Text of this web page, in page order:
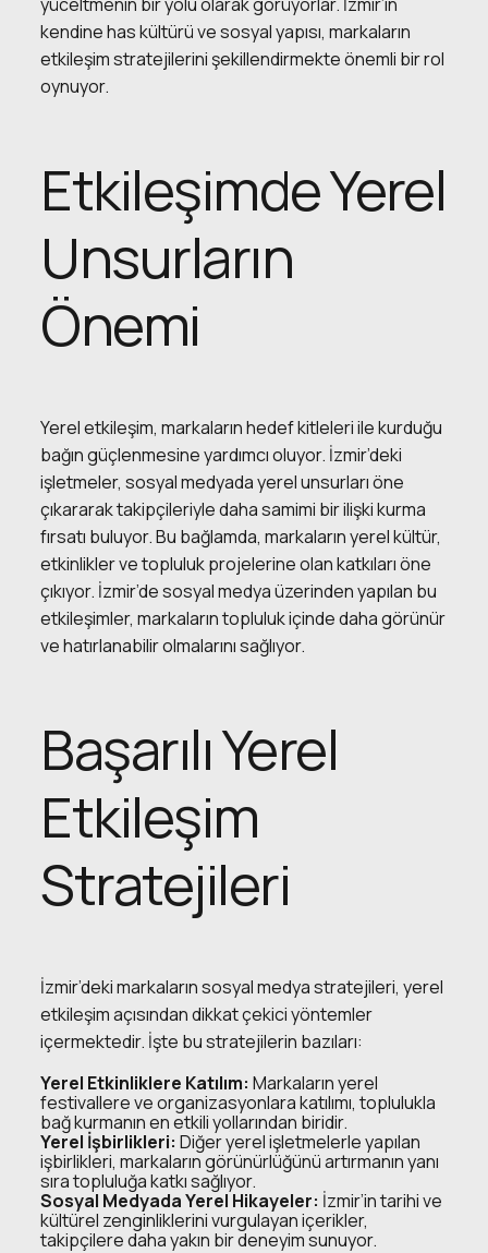
kendine has kültürü ve sosyal yapısı, markaların
etkileşim stratejilerini şekillendirmekte önemli bir rol
oynuyor.
Etkileşimde Yerel
Unsurların
Önemi
Yerel etkileşim, markaların hedef kitleleri ile kurduğu
bağın güçlenmesine yardımcı oluyor. İzmir’deki
işletmeler, sosyal medyada yerel unsurları öne
çıkararak takipçileriyle daha samimi bir ilişki kurma
fırsatı buluyor. Bu bağlamda, markaların yerel kültür,
etkinlikler ve topluluk projelerine olan katkıları öne
çıkıyor. İzmir’de sosyal medya üzerinden yapılan bu
etkileşimler, markaların topluluk içinde daha görünür
ve hatırlanabilir olmalarını sağlıyor.
Başarılı Yerel
Etkileşim
Stratejileri
İzmir’deki markaların sosyal medya stratejileri, yerel
etkileşim açısından dikkat çekici yöntemler
içermektedir. İşte bu stratejilerin bazıları:
Yerel Etkinliklere Katılım: Markaların yerel
festivallere ve organizasyonlara katılımı, toplulukla
bağ kurmanın en etkili yollarından biridir.
Yerel İşbirlikleri: Diğer yerel işletmelerle yapılan
işbirlikleri, markaların görünürlüğünü artırmanın yanı
sıra topluluğa katkı sağlıyor.
Sosyal Medyada Yerel Hikayeler: İzmir’in tarihi ve
kültürel zenginliklerini vurgulayan içerikler,
takipçilere daha yakın bir deneyim sunuyor.